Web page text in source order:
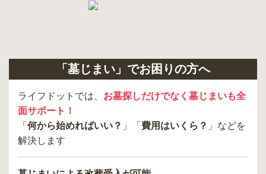
「墓じまい」でお困りの方へ
ライフドットでは、 お墓探しだけでなく墓じまいも全
面サポート！
「 何から始めればいい？ 」「 費用はいくら？ 」などを
解決します